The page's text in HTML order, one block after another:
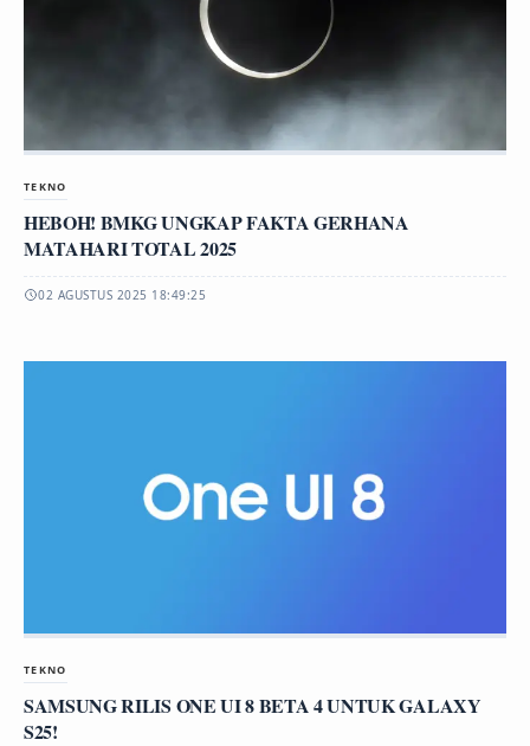
TEKNO
HEBOH! BMKG UNGKAP FAKTA GERHANA
MATAHARI TOTAL 2025
02 AGUSTUS 2025 18:49:25
TEKNO
SAMSUNG RILIS ONE UI 8 BETA 4 UNTUK GALAXY
S25!